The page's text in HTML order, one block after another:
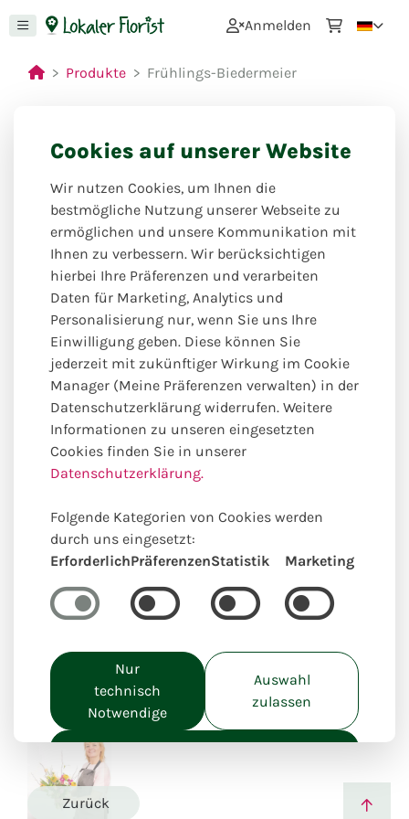
Anmelden
Produkte Frühlings-Biedermeier
ab: 07.08.26 bis 09.08.26
Zurück
Cookies auf unserer Website
Wir nutzen Cookies, um Ihnen die
bestmögliche Nutzung unserer Webseite zu
ermöglichen und unsere Kommunikation mit
Ihnen zu verbessern. Wir berücksichtigen
hierbei Ihre Präferenzen und verarbeiten
Daten für Marketing, Analytics und
Personalisierung nur, wenn Sie uns Ihre
Einwilligung geben. Diese können Sie
jederzeit mit zukünftiger Wirkung im Cookie
Manager (Meine Präferenzen verwalten) in der
Datenschutzerklärung widerrufen. Weitere
Informationen zu unseren eingesetzten
Cookies finden Sie in unserer
Datenschutzerklärung.
Folgende Kategorien von Cookies werden
durch uns eingesetzt:
ErforderlichPräferenzenStatistik Marketing
Nur
technisch
Notwendige
Auswahl
zulassen
Alle akzeptieren